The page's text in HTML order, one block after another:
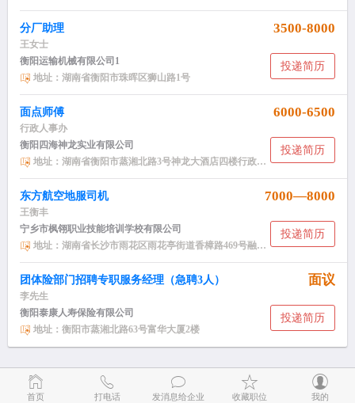
分厂助理 3500-8000
王女士
投递简历
衡阳运输机械有限公司1
地址：湖南省衡阳市珠晖区狮山路1号
面点师傅 6000-6500
行政人事办
投递简历
衡阳四海神龙实业有限公司
地址：湖南省衡阳市蒸湘北路3号神龙大酒店四楼行政人事办
东方航空地服司机 7000—8000
王衡丰
投递简历
宁乡市枫翎职业技能培训学校有限公司
地址：湖南省长沙市雨花区雨花亭街道香樟路469号融科东南海小区NH2栋2406
团体险部门招聘专职服务经理（急聘3人） 面议
李先生
投递简历
衡阳泰康人寿保险有限公司
地址：衡阳市蒸湘北路63号富华大厦2楼
首页 打电话 发消息给企业 收藏职位 我的